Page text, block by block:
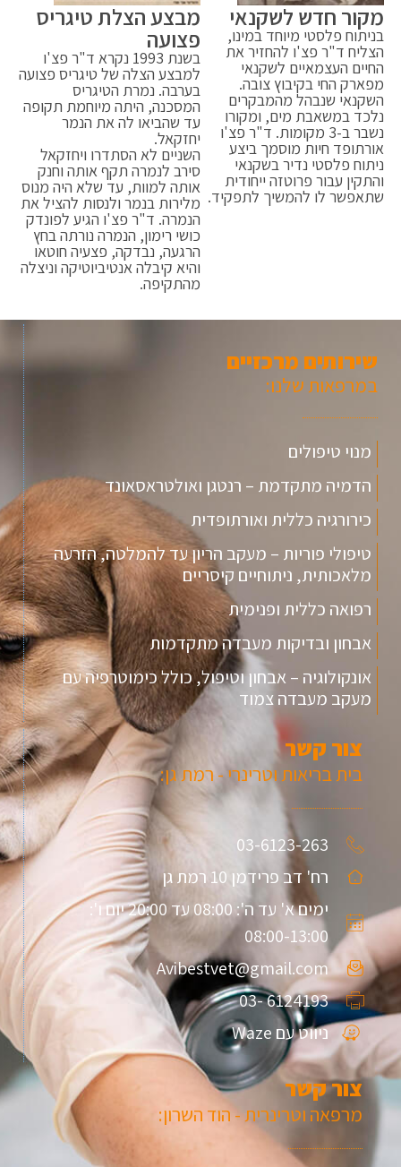
מקור חדש לשקנאי
בניתוח פלסטי מיוחד במינו,
הצליח ד"ר פצ'ו להחזיר את
החיים העצמאיים לשקנאי
מפארק החי בקיבוץ צובה.
השקנאי שנבהל מהמבקרים
נלכד במשאבת מים, ומקורו
נשבר ב-3 מקומות. ד"ר פצ'ו
אורתופד חיות מוסמך ביצע
ניתוח פלסטי נדיר בשקנאי
והתקין עבור פרוטזה ייחודית
שתאפשר לו להמשיך לתפקיד.
מבצע הצלת טיגריס
פצועה
בשנת 1993 נקרא ד"ר פצ'ו
למבצע הצלה של טיגריס פצועה
בערבה. נמרת הטיגריס
המסכנה, היתה מיוחמת תקופה
עד שהביאו לה את הנמר
יחזקאל.
השניים לא הסתדרו ויחזקאל
סירב לנמרה תקף אותה וחנק
אותה למוות, עד שלא היה מנוס
מלירות בנמר ולנסות להציל את
הנמרה. ד"ר פצ'ו הגיע לפונדק
כושי רימון, הנמרה נורתה בחץ
הרגעה, נבדקה, פצעיה חוטאו
והיא קיבלה אנטיביוטיקה וניצלה
מהתקיפה.
שירותים מרכזיים
במרפאות שלנו:
מנוי טיפולים
הדמיה מתקדמת – רנטגן ואולטראסאונד
כירורגיה כללית ואורתופדית
טיפולי פוריות – מעקב הריון עד להמלטה, הזרעה
מלאכותית, ניתוחיים קיסריים
רפואה כללית ופנימית
אבחון ובדיקות מעבדה מתקדמות
אונקולוגיה – אבחון וטיפול, כולל כימוטרפיה עם
מעקב מעבדה צמוד
צור קשר
בית בריאות וטרינרי - רמת גן:
03-6123-263
רח' דב פרידמן 10 רמת גן
ימים א' עד ה': 08:00 עד 20:00 יום ו':
08:00-13:00
Avibestvet@gmail.com
6124193 -03
ניווט עם Waze
צור קשר
מרפאה וטרינרית - הוד השרון: